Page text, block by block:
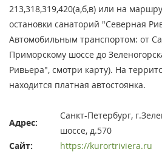
213,318,319,420(а,б,в) или на
остановки санаторий "Северная
Автомобильным транспортом: от
Приморскому шоссе до
Ривьера", смотри карту). На
находится платная автостоянка.
Адрес:
Санкт-Петербург,
шоссе, д.570
Сайт:
https://kurortriviera.ru